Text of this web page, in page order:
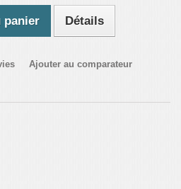
panier Détails
Ajouter au comparateur